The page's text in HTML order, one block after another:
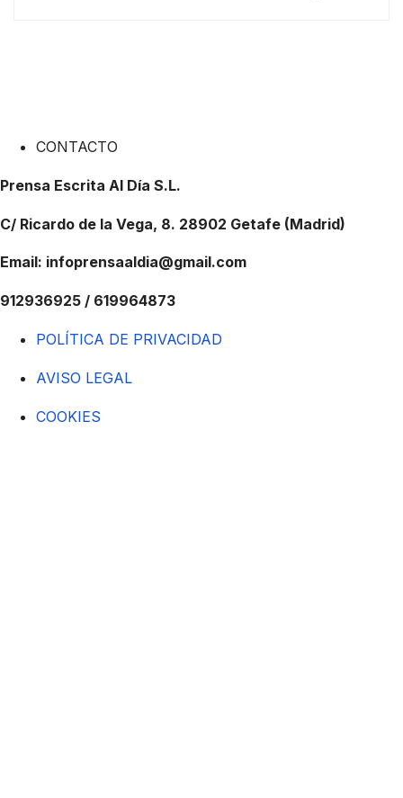
CONTACTO
Prensa Escrita Al Día S.L.
C/ Ricardo de la Vega, 8. 28902 Getafe (Madrid)
Email: infoprensaaldia@gmail.com
912936925 / 619964873
POLÍTICA DE PRIVACIDAD
AVISO LEGAL
COOKIES